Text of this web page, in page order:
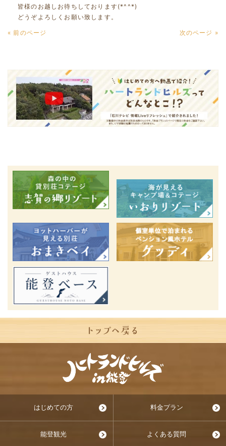
皆様のお越しお待ちしております(*^^*)
どうぞよろしくお願い致します。
« 前のページ 次のページ »
はじめての方 料金プラン
能登観光 よくある質問